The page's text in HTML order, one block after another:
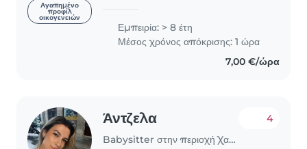
Αγαπημένο
προφίλ
οικογενειών
παιδιών. Μιλάω μόνο τα ελληνικά και
είμαι μητέρα. Μου..
Εμπειρία: > 8 έτη
Μέσος χρόνος απόκρισης: 1 ώρα
7,00 €/ώρα
Άντζελα
Babysitter στην περιοχή Χαλάνδρι
4